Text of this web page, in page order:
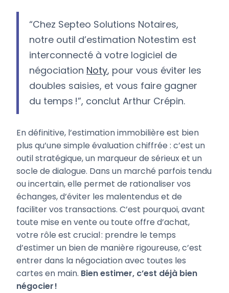
“Chez Septeo Solutions Notaires,
notre outil d’estimation Notestim est
interconnecté à votre logiciel de
négociation Noty, pour vous éviter les
doubles saisies, et vous faire gagner
du temps !”, conclut Arthur Crépin.
En définitive, l’estimation immobilière est bien
plus qu’une simple évaluation chiffrée : c’est un
outil stratégique, un marqueur de sérieux et un
socle de dialogue. Dans un marché parfois tendu
ou incertain, elle permet de rationaliser vos
échanges, d’éviter les malentendus et de
faciliter vos transactions. C’est pourquoi, avant
toute mise en vente ou toute offre d’achat,
votre rôle est crucial : prendre le temps
d’estimer un bien de manière rigoureuse, c’est
entrer dans la négociation avec toutes les
cartes en main. Bien estimer, c’est déjà bien
négocier !